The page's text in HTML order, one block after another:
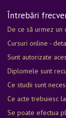
Întrebări
De ce să urmez un
Cursuri online -
Sunt autorizate
Diplomele sunt
Ce studii sunt
Ce acte trebuiesc
Se poate efectua